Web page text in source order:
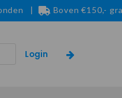
| Boven €150,-